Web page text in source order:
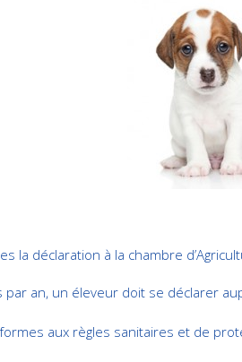
la déclaration à la chambre
par an, un éleveur doit se déclarer
aux règles sanitaires et de